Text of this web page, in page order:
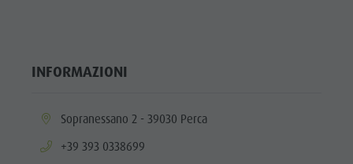
INFORMAZIONI
aria.location:
Sopranessano 2 - 39030 Perca
aria.phone:
+39 393 0338699